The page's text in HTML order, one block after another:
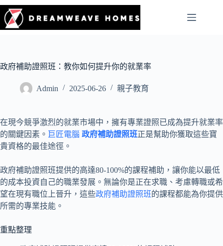
政府補助證照班：教你如何提升你的就業率
Admin 2025-06-26 親子教育
在現今競爭激烈的就業市場中，擁有專業證照已成為提升就業率
的關鍵因素。 巨匠電腦 政府補助證照班正是幫助你獲取這些寶
貴資格的最佳途徑。
政府補助證照班提供的高達80-100%的課程補助，讓你能以最低
的成本投資自己的職業發展。無論你是正在求職、考慮轉職或希
望在現有職位上晉升，這些政府補助證照班的課程都能為你提供
所需的專業技能。
重點整理